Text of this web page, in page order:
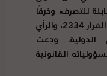
للتصرف، وخرقًا
2334، والرأي
. ودعت
القانونية